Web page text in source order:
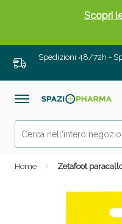
Spedizioni 48/72h -
Home Zetafoot
Scopri